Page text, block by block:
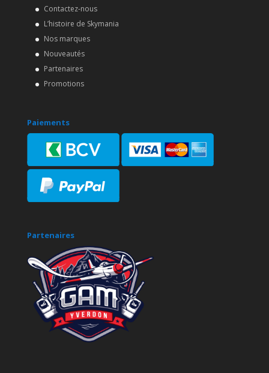
Contactez-nous
L’histoire de Skymania
Nos marques
Nouveautés
Partenaires
Promotions
Paiements
Partenaires